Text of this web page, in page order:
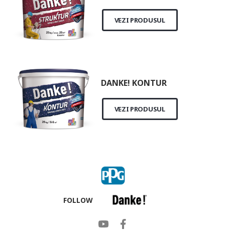
VEZI PRODUSUL
DANKE! KONTUR
VEZI PRODUSUL
FOLLOW